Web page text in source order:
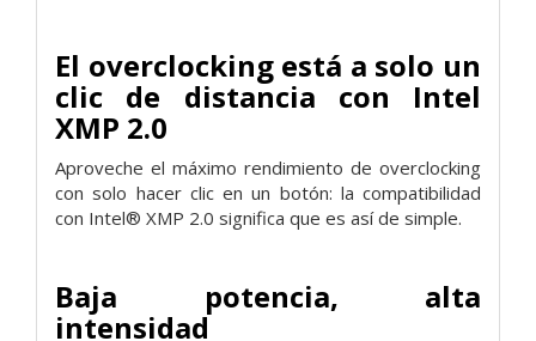
El overclocking está a solo un
clic de distancia con Intel
XMP 2.0
Aproveche el máximo rendimiento de overclocking
con solo hacer clic en un botón: la compatibilidad
con Intel® XMP 2.0 significa que es así de simple.
Baja potencia, alta
intensidad